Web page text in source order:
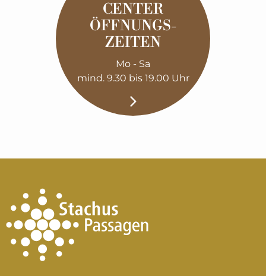
CENTER
ÖFFNUNGS­
ZEITEN
Mo - Sa
mind. 9.30 bis 19.00 Uhr